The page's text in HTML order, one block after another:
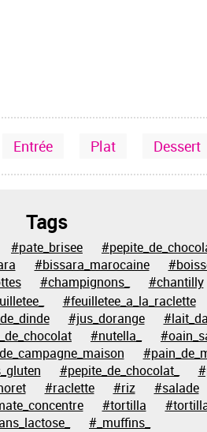
Entrée Plat Dessert
Tags
#pate_brisee
#bissara_marocaine
#champignons_ #chantilly
#feuilletee_a_la_raclette
#jus_dorange
#nutella_
#pepite_de_chocolat_
#raclette #riz #salade
#tortilla
#_muffins_